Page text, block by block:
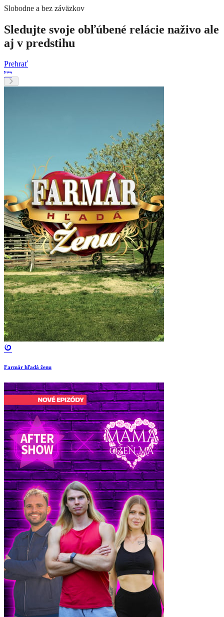
Slobodne a bez záväzkov
Sledujte svoje obľúbené relácie naživo ale
aj v predstihu
Prehrať
Farmár hľadá ženu